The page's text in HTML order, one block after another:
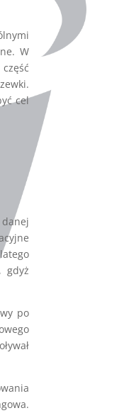
W
cel
gdyż
po